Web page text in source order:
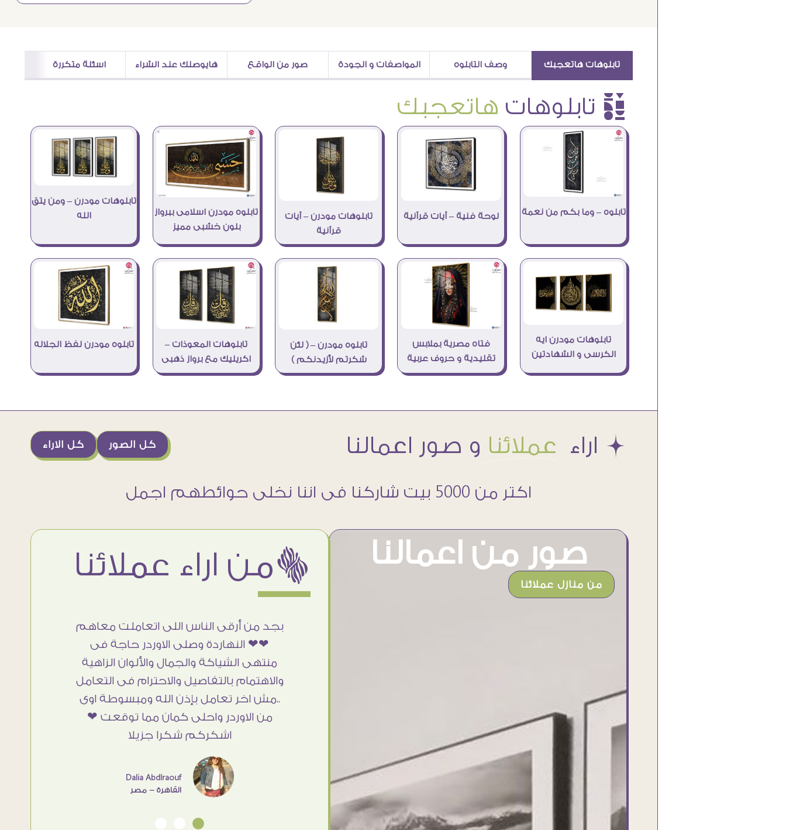
تابلوهات هاتعجبك وصف التابلوه المواصفات و الجودة صور من الواقع هايوصلك عند الشراء اسئلة متكررة
è تابلوهات هاتعجبك
تابلوه – وما بكم من نعمة لوحة فنية – آيات قرآنية
تابلوهات مودرن – آيات
قرآنية
تابلوه مودرن اسلامى ببرواز
بلون خشبى مميز
تابلوهات مودرن – ومن يتق
الله
تابلوهات مودرن ايه
الكرسى و الشهادتين
فتاه مصرية بملابس
تقليدية و حروف عربية
تابلوه مودرن – ( لئن
شكرتم لأزيدنكم )
تابلوهات المعوذات –
اكريليك مع برواز ذهبى
تابلوه مودرن لفظ الجلاله
Æ اراء عملائنا و صور اعمالنا كل الاراء كل الصور
اكتر من 5000 بيت شاركنا فى اننا نخلى حوائطهم اجمل
صور من اعمالنا
من منازل عملائنا
ëمن اراء عملائنا
وإرضاء العميل والخامات والتقفيل وسرعة
التوصيل. بصراحه وبمنتهي الأمانه مكسب
Doaa Elsayd
القاهرة - مصر
بجد من أرقى الناس اللى اتعاملت معاهم
❤❤ النهاردة وصلى الاوردر حاجة فى
منتهى الشياكة والجمال والألوان الزاهية
والاهتمام بالتفاصيل والاحترام فى التعامل
..مش اخر تعامل بإذن الله ومبسوطة اوى
من الاوردر واحلى كمان مما توقعت ❤
اشكركم شكرا جزيلا
Dalia Abdlraouf
القاهرة - مصر